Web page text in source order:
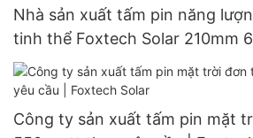
Nhà sản xuất tấm pin năng
tinh thể Foxtech Solar 210mm
đôi 132 cell
Công ty sản xuất tấm pin mặt